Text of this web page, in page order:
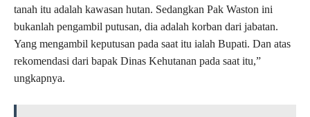
tanah itu adalah kawasan hutan. Sedangkan Pak Waston ini
bukanlah pengambil putusan, dia adalah korban dari jabatan.
Yang mengambil keputusan pada saat itu ialah Bupati. Dan atas
rekomendasi dari bapak Dinas Kehutanan pada saat itu,”
ungkapnya.